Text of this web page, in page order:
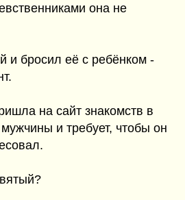
она не
и бросил её с ребёнком -
на сайт знакомств в
и требует, чтобы он